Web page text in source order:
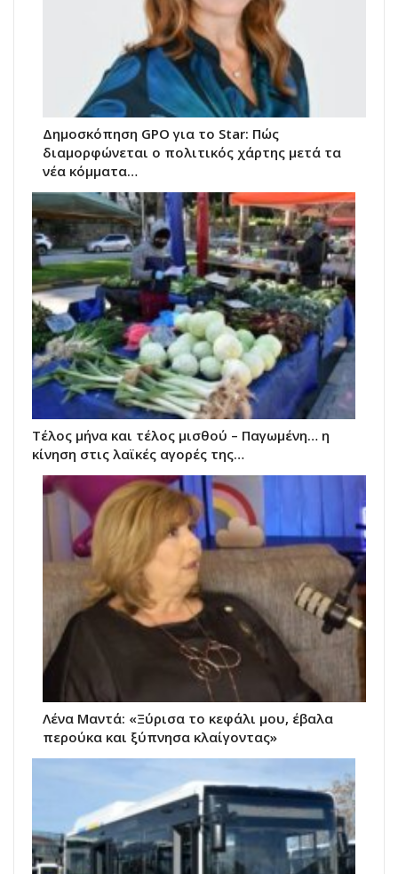
Δημοσκόπηση GPO για το Star: Πώς
διαμορφώνεται ο πολιτικός χάρτης μετά τα
νέα κόμματα…
Τέλος μήνα και τέλος μισθού – Παγωμένη… η
κίνηση στις λαϊκές αγορές της…
Λένα Μαντά: «Ξύρισα το κεφάλι μου, έβαλα
περούκα και ξύπνησα κλαίγοντας»